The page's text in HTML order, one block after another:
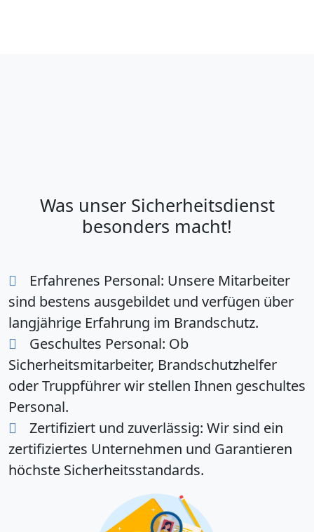
Was unser Sicherheitsdienst
besonders macht!
Erfahrenes Personal: Unsere Mitarbeiter
sind bestens ausgebildet und verfügen über
langjährige Erfahrung im Brandschutz.
Geschultes Personal: Ob
Sicherheitsmitarbeiter, Brandschutzhelfer
oder Truppführer wir stellen Ihnen geschultes
Personal.
Zertifiziert und zuverlässig: Wir sind ein
zertifiziertes Unternehmen und Garantieren
höchste Sicherheitsstandards.